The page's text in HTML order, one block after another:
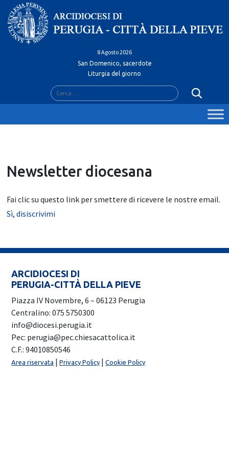
Skip
content
8 Agosto 2026
San Domenico, sacerdote
Liturgia del giorno
Ricerca
per:
Newsletter diocesana
Fai clic su questo link per smettere di ricevere le nostre email.
Sì, disiscrivimi
ARCIDIOCESI DI
PERUGIA-CITTÀ DELLA PIEVE
Piazza IV Novembre, 6 – 06123 Perugia
Centralino: 075 5750300
info@diocesi.perugia.it
Pec: perugia@pec.chiesacattolica.it
C.F.: 94010850546
Area riservata |Privacy Policy |Cookie Policy